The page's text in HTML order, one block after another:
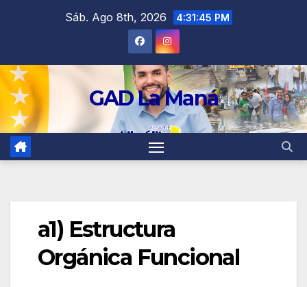
Sáb. Ago 8th, 2026 4:31:45 PM
GAD La Maná
a1) Estructura
Orgánica Funcional